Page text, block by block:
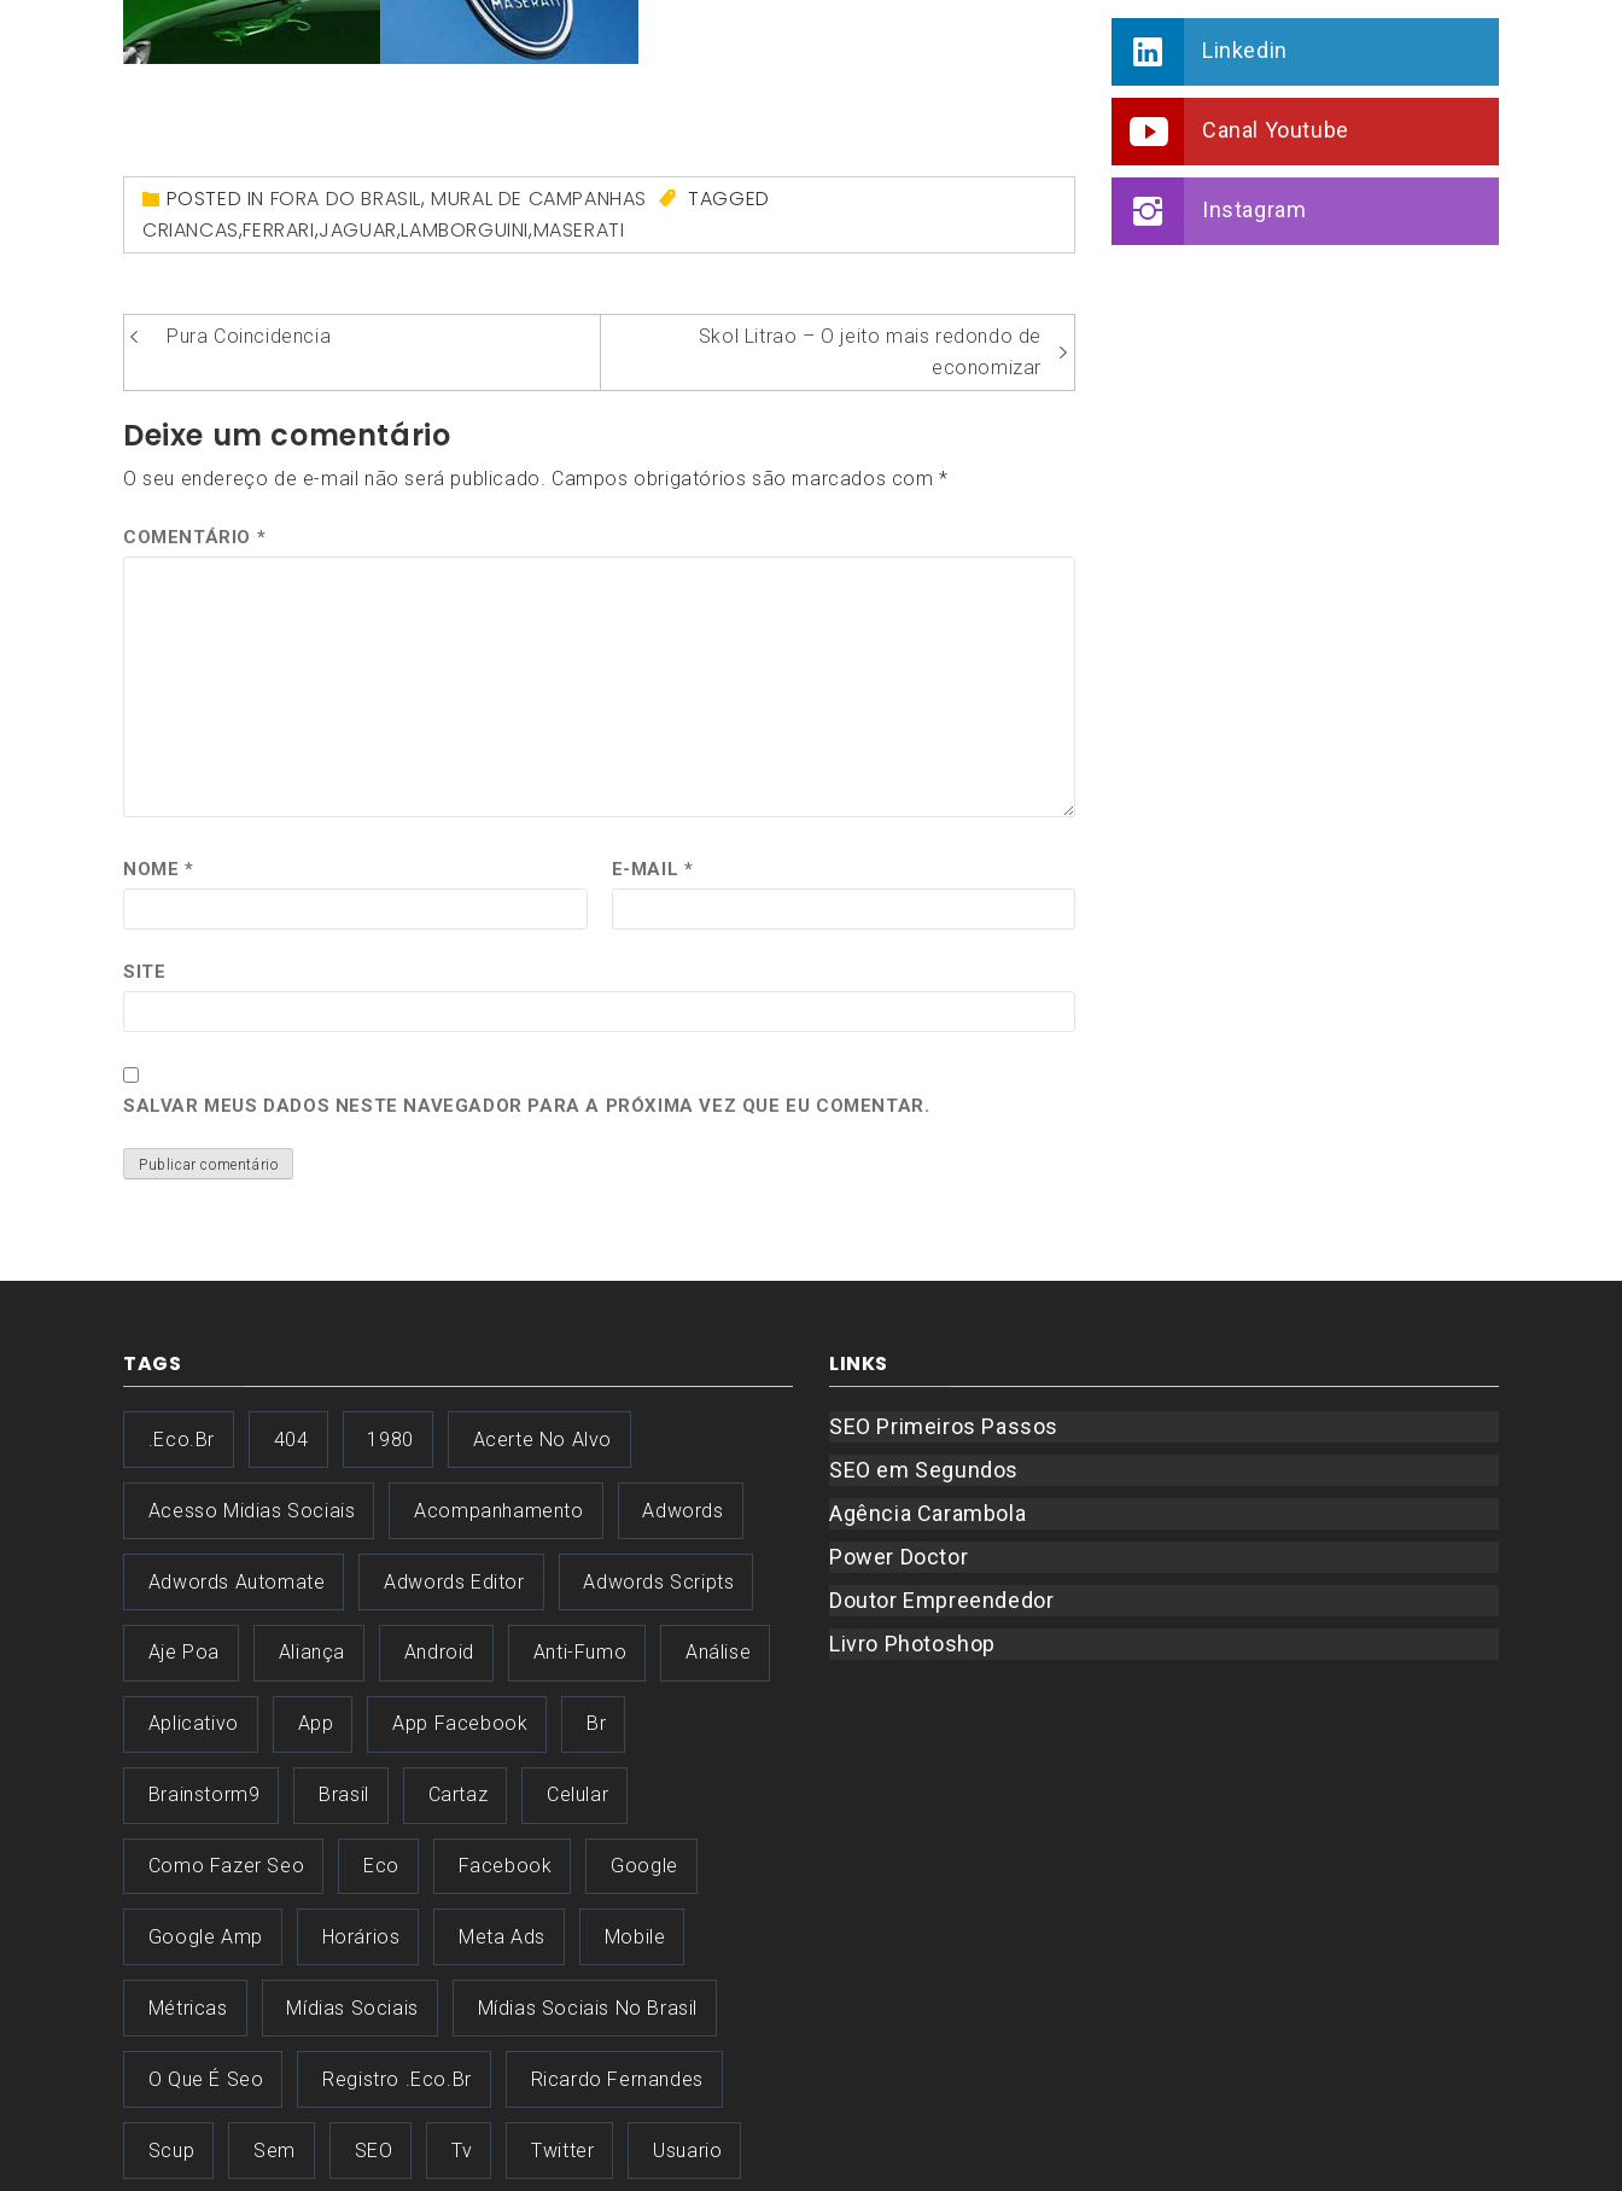
POSTED IN FORA DO BRASIL,MURAL DE CAMPANHAS
TAGGED
CRIANCAS,FERRARI,JAGUAR,LAMBORGUINI,MASERATI
Navegação
Post
Pura Coincidencia
Skol Litrao – O jeito mais redondo de
economizar
Deixe um comentário
O seu endereço de e-mail não será publicado. Campos obrigatórios são marcados com*
COMENTÁRIO *
NOME * E-MAIL *
SITE
SALVAR MEUS DADOS NESTE NAVEGADOR PARA A PRÓXIMA VEZ QUE EU COMENTAR.
Linkedin
Canal Youtube
Instagram
TAGS
.eco.br 404 1980 Acerte No Alvo
Acesso Midias Sociais Acompanhamento Adwords
Adwords Automate Adwords Editor Adwords Scripts
Aje Poa Aliança Android Anti-Fumo Análise
Aplicativo App App Facebook Br
Brainstorm9 Brasil Cartaz Celular
Como Fazer Seo Eco Facebook Google
Google Amp Horários Meta Ads Mobile
Métricas Mídias Sociais Mídias Sociais No Brasil
O Que É Seo Registro .eco.br Ricardo Fernandes
Scup Sem SEO Tv Twitter Usuario
LINKS
SEO Primeiros Passos
SEO em Segundos
Agência Carambola
Power Doctor
Doutor Empreendedor
Livro Photoshop